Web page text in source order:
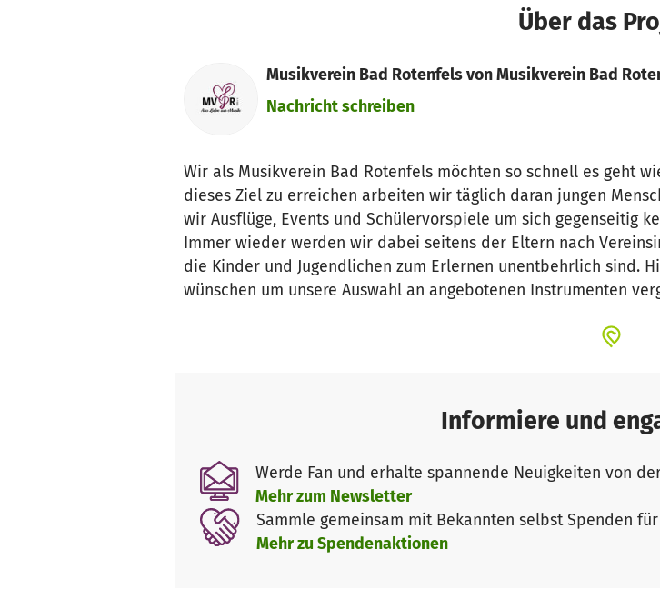
Über das
Musikverein Bad Rotenfels von Musikverein Bad
Nachricht schreiben
Wir als Musikverein Bad Rotenfels möchten so schnell es geht
dieses Ziel zu erreichen arbeiten wir täglich daran jungen
wir Ausflüge, Events und Schülervorspiele um sich gegenseitig
Immer wieder werden wir dabei seitens der Eltern nach
die Kinder und Jugendlichen zum Erlernen unentbehrlich sind.
wünschen um unsere Auswahl an angebotenen Instrumenten
Informiere und
Werde Fan und erhalte spannende Neuigkeiten von
Mehr zum Newsletter
Sammle gemeinsam mit Bekannten selbst Spenden
Mehr zu Spendenaktionen